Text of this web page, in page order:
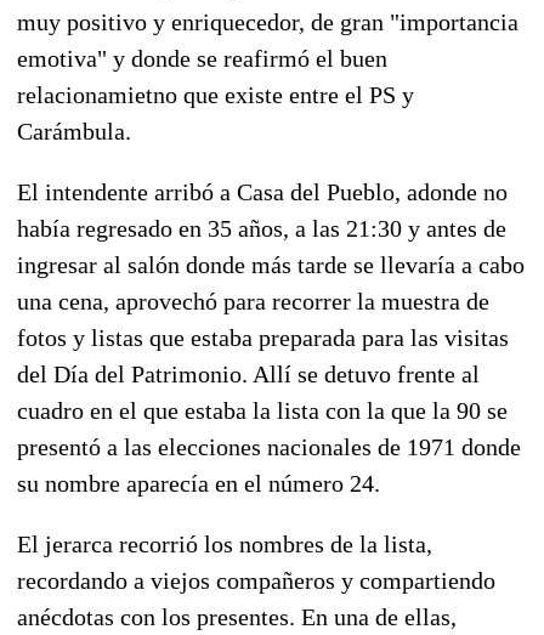
muy positivo y enriquecedor, de gran "importancia
emotiva" y donde se reafirmó el buen
relacionamietno que existe entre el PS y
Carámbula.
El intendente arribó a Casa del Pueblo, adonde no
había regresado en 35 años, a las 21:30 y antes de
ingresar al salón donde más tarde se llevaría a cabo
una cena, aprovechó para recorrer la muestra de
fotos y listas que estaba preparada para las visitas
del Día del Patrimonio. Allí se detuvo frente al
cuadro en el que estaba la lista con la que la 90 se
presentó a las elecciones nacionales de 1971 donde
su nombre aparecía en el número 24.
El jerarca recorrió los nombres de la lista,
recordando a viejos compañeros y compartiendo
anécdotas con los presentes. En una de ellas,